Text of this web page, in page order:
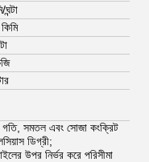
সমতল এবং সোজা কংক্রিট
ডিগ্রী;
উপর নির্ভর করে পরিসীমা